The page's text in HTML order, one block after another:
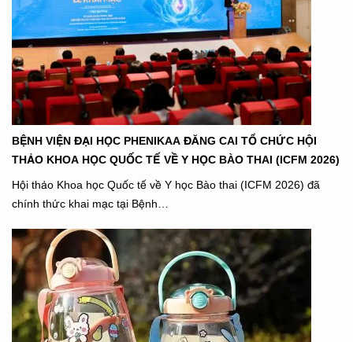
BỆNH VIỆN ĐẠI HỌC PHENIKAA ĐĂNG CAI TỔ CHỨC HỘI
THẢO KHOA HỌC QUỐC TẾ VỀ Y HỌC BÀO THAI (ICFM 2026)
Hội thảo Khoa học Quốc tế về Y học Bào thai (ICFM 2026) đã
chính thức khai mạc tại Bệnh…